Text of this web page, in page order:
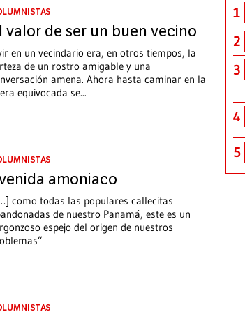
valor de ser un buen vecino
en un vecindario era, en otros tiempos, la
de un rostro amigable y una
amena. Ahora hasta caminar en la
equivocada se...
amoniaco
como todas las populares callecitas
de nuestro Panamá, este es un
espejo del origen de nuestros
1
2
3
4
5